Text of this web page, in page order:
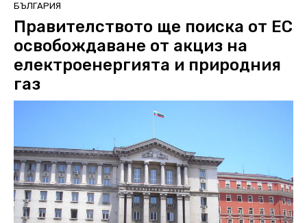
БЪЛГАРИЯ
Правителството ще поиска от ЕС
освобождаване от акциз на
електроенергията и природния
газ